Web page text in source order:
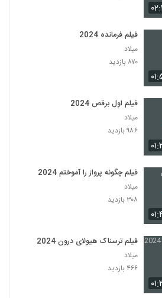
فیلم فرمانده 2024
میلاد
۸۷۰ بازدید
فیلم اول برقص 2024
میلاد
۹۸۶ بازدید
فیلم چگونه پرواز را آموختم 2024
میلاد
۳۰۸ بازدید
فیلم ترسناک هیولای درون 2024
میلاد
۴۶۶ بازدید